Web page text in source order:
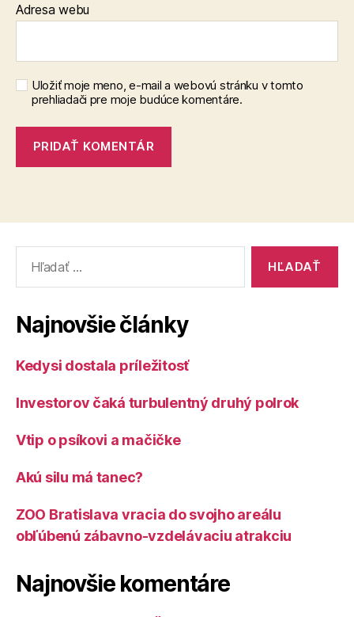
Adresa webu
Uložiť moje meno, e-mail a webovú stránku v tomto
prehliadači pre moje budúce komentáre.
Najnovšie články
Kedysi dostala príležitosť
Investorov čaká turbulentný druhý polrok
Vtip o psíkovi a mačičke
Akú silu má tanec?
ZOO Bratislava vracia do svojho areálu
obľúbenú zábavno-vzdelávaciu atrakciu
Najnovšie komentáre